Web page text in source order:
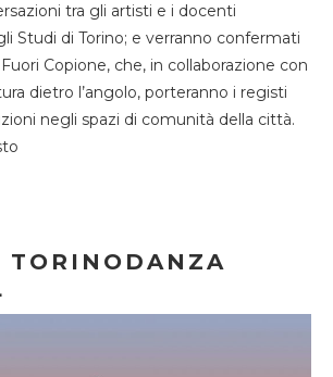
tra gli artisti e i docenti
Studi di Torino; e verranno confermati
Copione, che, in collaborazione con
dietro l’angolo, porteranno i registi
negli spazi di comunità della città.
TORINODANZA